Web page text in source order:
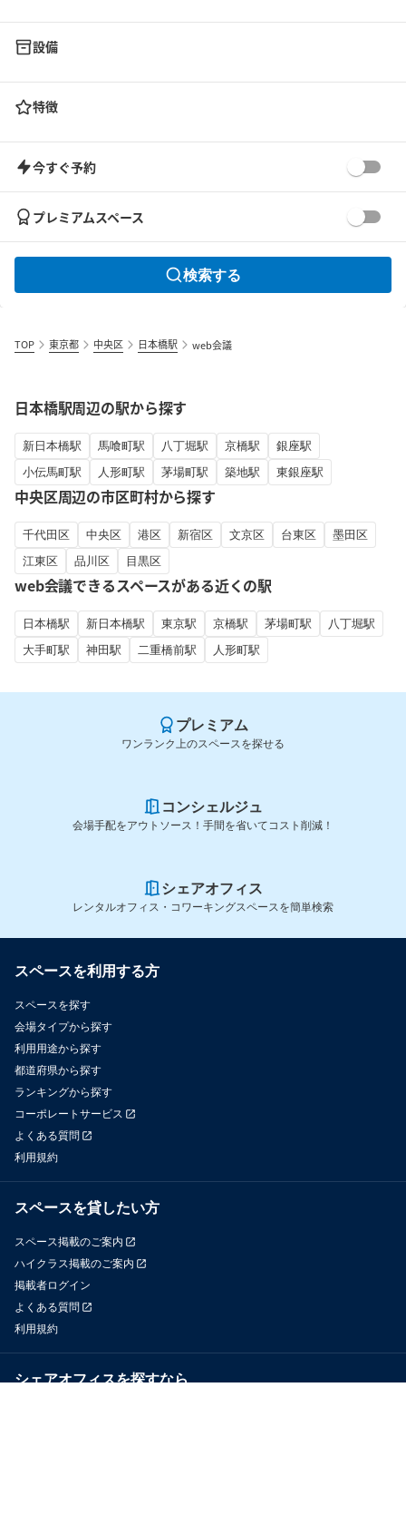
設備
特徴
今すぐ予約
プレミアムスペース
検索する
TOP 東京都 中央区 日本橋駅 web会議
日本橋駅周辺の駅から探す
新日本橋駅 馬喰町駅 八丁堀駅 京橋駅
銀座駅
小伝馬町駅
人形町駅 茅場町駅 築地駅 東銀座駅
中央区周辺の市区町村から探す
千代田区 中央区 港区 新宿区 文京区 台東区
墨田区
江東区
品川区 目黒区
web会議できるスペースがある近くの駅
日本橋駅 新日本橋駅 東京駅 京橋駅 茅場町駅
八丁堀駅
大手町駅
神田駅 二重橋前駅 人形町駅
プレミアム
ワンランク上のスペースを探せる
コンシェルジュ
会場手配をアウトソース！手間を省いてコスト削減！
シェアオフィス
レンタルオフィス・コワーキングスペースを簡単検索
スペースを利用する方
スペースを探す
会場タイプから探す
利用用途から探す
都道府県から探す
ランキングから探す
コーポレートサービス
よくある質問
利用規約
スペースを貸したい方
スペース掲載のご案内
ハイクラス掲載のご案内
掲載者ログイン
よくある質問
利用規約
シェアオフィスを探すなら